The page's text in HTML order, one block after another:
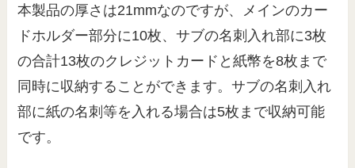
本製品の厚さは21mmなのですが、メインのカー
ドホルダー部分に10枚、サブの名刺入れ部に3枚
の合計13枚のクレジットカードと紙幣を8枚まで
同時に収納することができます。サブの名刺入れ
部に紙の名刺等を入れる場合は5枚まで収納可能
です。